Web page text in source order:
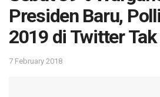
Presiden Baru,
2019 di Twitter
7 February 2018